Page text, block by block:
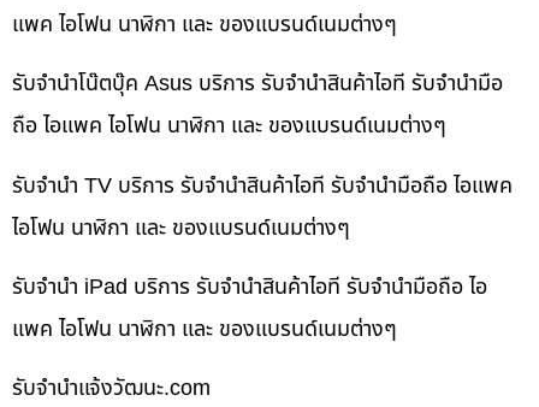
แพค ไอโฟน นาฬิกา และ ของแบรนด์เนมต่างๆ
รับจำนำโน๊ตบุ๊ค Asus บริการ รับจำนำสินค้าไอที รับจำนำมือ
ถือ ไอแพค ไอโฟน นาฬิกา และ ของแบรนด์เนมต่างๆ
รับจำนำ TV บริการ รับจำนำสินค้าไอที รับจำนำมือถือ ไอแพค
ไอโฟน นาฬิกา และ ของแบรนด์เนมต่างๆ
รับจำนำ iPad บริการ รับจำนำสินค้าไอที รับจำนำมือถือ ไอ
แพค ไอโฟน นาฬิกา และ ของแบรนด์เนมต่างๆ
รับจํานําแจ้งวัฒนะ.com